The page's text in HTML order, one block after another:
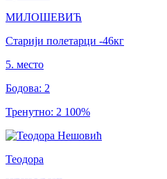
МИЛОШЕВИЋ
Старији полетарци -46кг
5. место
Бодова: 2
Тренутно: 2 100%
Теодора